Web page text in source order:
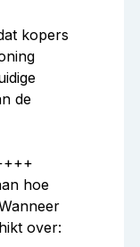
kopers
de
hoe
over: